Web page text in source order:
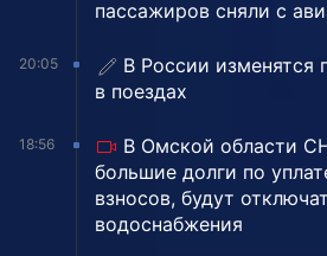
пассажиров сняли с
20:05
В России изменятся
в поездах
18:56
В Омской области
большие долги по
взносов, будут
водоснабжения